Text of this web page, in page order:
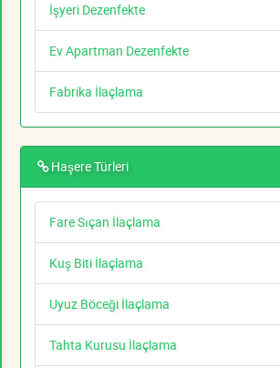
İşyeri Dezenfekte
Ev Apartman Dezenfekte
Fabrika İlaçlama
Haşere Türleri
Fare Sıçan İlaçlama
Kuş Biti İlaçlama
Uyuz Böceği İlaçlama
Tahta Kurusu İlaçlama